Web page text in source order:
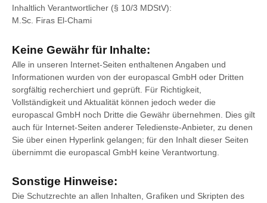
Inhaltlich Verantwortlicher (§ 10/3 MDStV):
M.Sc. Firas El-Chami
Keine Gewähr für Inhalte:
Alle in unseren Internet-Seiten enthaltenen Angaben und
Informationen wurden von der europascal GmbH oder Dritten
sorgfältig recherchiert und geprüft. Für Richtigkeit,
Vollständigkeit und Aktualität können jedoch weder die
europascal GmbH noch Dritte die Gewähr übernehmen. Dies gilt
auch für Internet-Seiten anderer Teledienste-Anbieter, zu denen
Sie über einen Hyperlink gelangen; für den Inhalt dieser Seiten
übernimmt die europascal GmbH keine Verantwortung.
Sonstige Hinweise:
Die Schutzrechte an allen Inhalten, Grafiken und Skripten des